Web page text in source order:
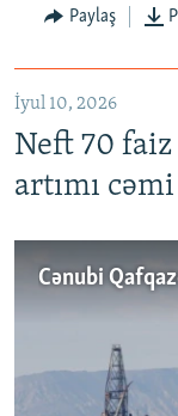
Paylaş
İyul 10, 2026
Neft 70 faiz
artımı
No